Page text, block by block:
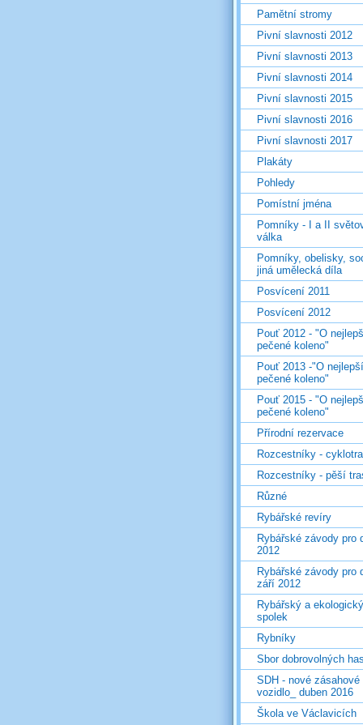
Pamětní stromy
Pivní slavnosti 2012
Pivní slavnosti 2013
Pivní slavnosti 2014
Pivní slavnosti 2015
Pivní slavnosti 2016
Pivní slavnosti 2017
Plakáty
Pohledy
Pomístní jména
Pomníky - I a II
válka
Pomníky, obelisky,
jiná umělecká díla
Posvícení 2011
Posvícení 2012
Pouť 2012 - "O
pečené koleno"
Pouť 2013 -"O nejlepší
pečené koleno"
Pouť 2015 - "O
pečené koleno"
Přírodní rezervace
Rozcestníky -
Rozcestníky - pěší
Různé
Rybářské revíry
Rybářské závody pro
2012
Rybářské závody pro
září 2012
Rybářský a ekologický
spolek
Rybníky
Sbor dobrovolných
SDH - nové zásahové
vozidlo_ duben 2016
Škola ve Václavicích